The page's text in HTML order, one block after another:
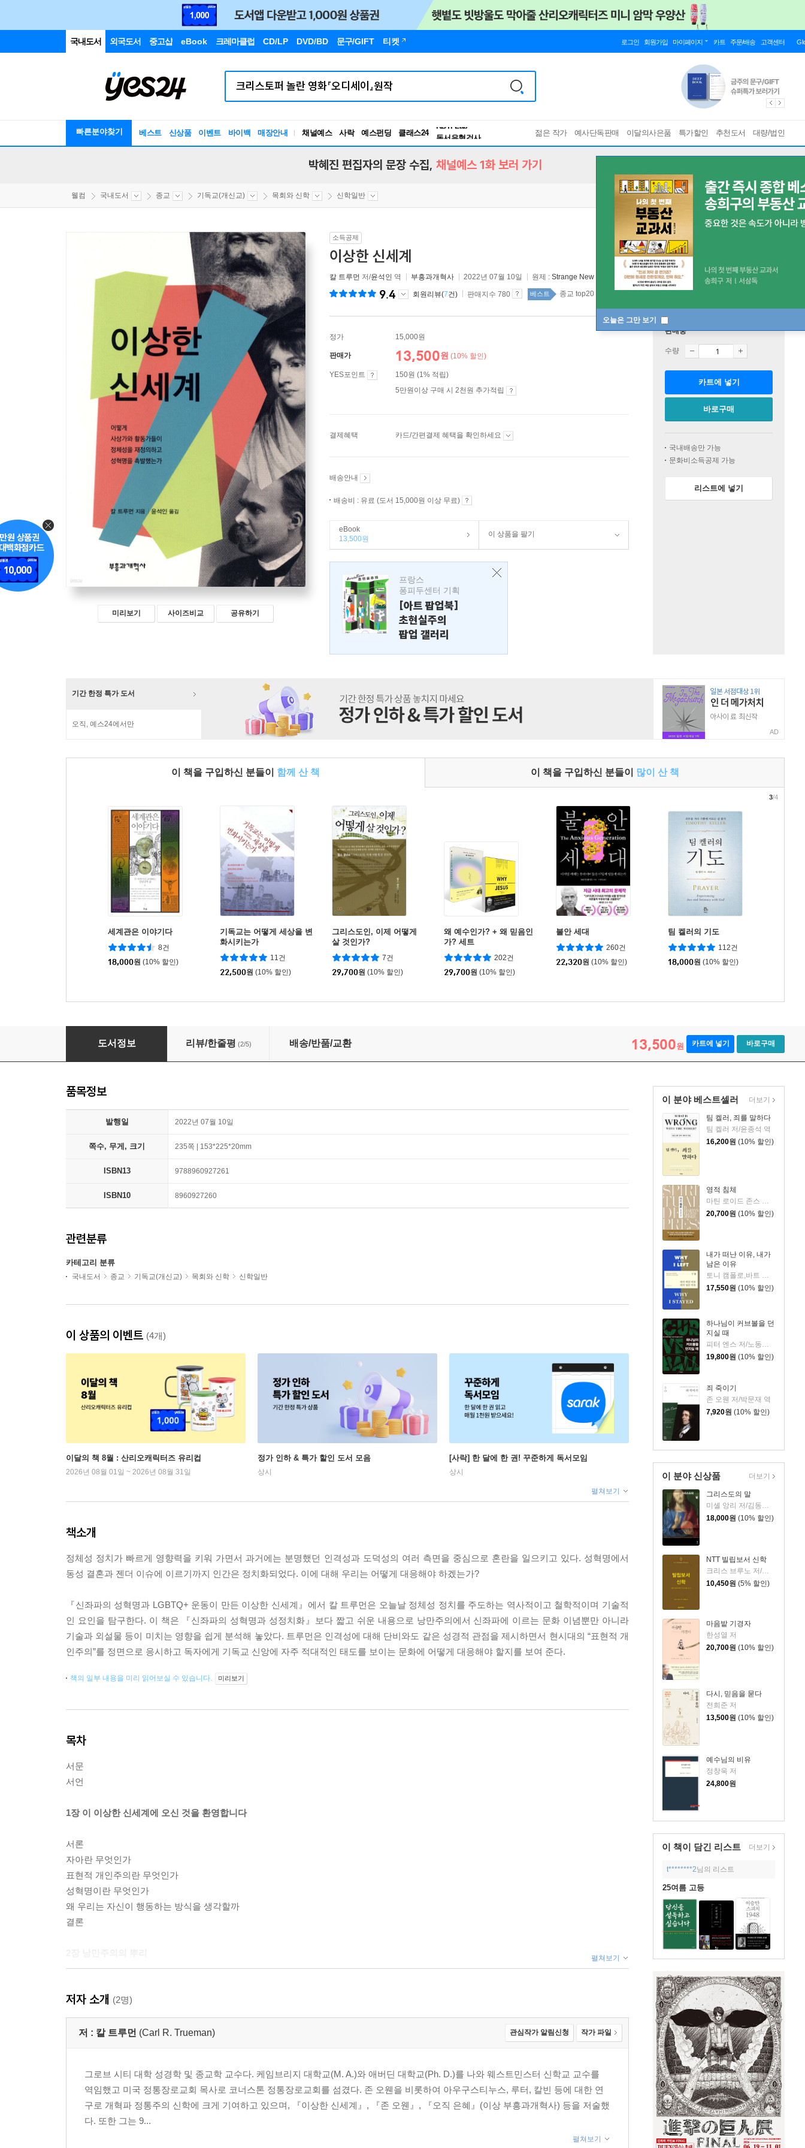
국내도서 외국도서 중고샵 eBook 크레마클럽 CD/LP DVD/BD 문구/GIFT 티켓 로그인 회원가입 마이페이지 카트 주문/배송 고객센터
빠른분야찾기 베스트 신상품 이벤트 바이백 매장안내 채널예스 사락 예스펀딩 클래스24
독서유형검사
RBTI Lab
젊은 작가 예사단독판매 이달의사은품 특가할인 추천도서 대량/법인
오늘은 그만 보기
박혜진 편집자의 문장 수집, 채널예스 1화 보러 가기
웰컴 국내도서 종교 기독교(개신교) 목회와 신학 신학일반
미리보기 사이즈비교 공유하기
소득공제
이상한 신세계
칼 트루먼 저/윤석인 역 부흥과개혁사 2022년 07월 10일 원제 : Strange New World
9.4 회원리뷰(7건) 판매지수 780 베스트 종교 top20 1주
정가 15,000원
판매가 13,500원 (10% 할인)
YES포인트
150원 (1% 적립)
5만원이상 구매 시 2천원 추가적립
결제혜택 카드/간편결제 혜택을 확인하세요
배송안내
배송비 : 유료 (도서 15,000원 이상 무료)
eBook
13,500원
이 상품을 팔기
프랑스
퐁피두센터 기획
[아트 팝업북]
초현실주의
팝업 갤러리
판매중
수량
카트에 넣기
바로구매
국내배송만 가능
문화비소득공제 가능
리스트에 넣기
기간 한정 특가 도서
오직, 예스24에서만
AD
이 책을 구입하신 분들이 함께 산 책 이 책을 구입하신 분들이 많이 산 책
세계관은 이야기다
8건
18,000원 (10% 할인)
기독교는 어떻게 세상을 변
화시키는가
11건
22,500원 (10% 할인)
그리스도인, 이제 어떻게
살 것인가?
7건
29,700원 (10% 할인)
왜 예수인가? + 왜 믿음인
가? 세트
202건
29,700원 (10% 할인)
불안 세대
260건
22,320원 (10% 할인)
팀 켈러의 기도
112건
18,000원 (10% 할인)
3/4
이상한 신세계
도서정보 리뷰/한줄평 (2/5) 배송/반품/교환 13,500원 카트에 넣기 바로구매
이 분야 베스트셀러
팀 켈러, 죄를 말하다
팀 켈러 저/윤종석 역
16,200원 (10% 할인)
영적 침체
마틴 로이드 존스 저/정상윤 역
20,700원 (10% 할인)
내가 떠난 이유, 내가
남은 이유
토니 캠폴로,바트 캠폴로 저/노종문 역
17,550원 (10% 할인)
하나님이 커브볼을 던
지실 때
피터 엔스 저/노동래 역
19,800원 (10% 할인)
죄 죽이기
존 오웬 저/박문재 역
7,920원 (10% 할인)
더보기
이 분야 신상품
그리스도의 말
미셸 앙리 저/김동규 역
18,000원 (10% 할인)
NTT 빌립보서 신학
크리스 브루노 저/권대영 역
10,450원 (5% 할인)
마음밭 기경자
한성열 저
20,700원 (10% 할인)
다시, 믿음을 묻다
전희준 저
13,500원 (10% 할인)
예수님의 비유
정창욱 저
24,800원
더보기
이 책이 담긴 리스트 더보기
t********2님의 리스트
25여름 고등
품목정보
발행일 2022년 07월 10일
쪽수, 무게, 크기 235쪽 | 153*225*20mm
ISBN13 9788960927261
ISBN10 8960927260
관련분류
카테고리 분류
국내도서 종교 기독교(개신교) 목회와 신학 신학일반
이 상품의 이벤트 (4개)
이달의 책 8월 : 산리오캐릭터즈 유리컵
2026년 08월 01일 ~ 2026년 08월 31일
정가 인하 & 특가 할인 도서 모음
상시
[사락] 한 달에 한 권! 꾸준하게 독서모임
상시
펼쳐보기
책소개
정체성 정치가 빠르게 영향력을 키워 가면서 과거에는 분명했던 인격성과 도덕성의 여러 측면을 중심으로 혼란을 일으키고 있다. 성혁명에서
동성 결혼과 젠더 이슈에 이르기까지 인간은 정치화되었다. 이에 대해 우리는 어떻게 대응해야 하겠는가?
『신좌파의 성혁명과 LGBTQ+ 운동이 만든 이상한 신세계』에서 칼 트루먼은 오늘날 정체성 정치를 주도하는 역사적이고 철학적이며 기술적
인 요인을 탐구한다. 이 책은 『신좌파의 성혁명과 성정치화』보다 짧고 쉬운 내용으로 낭만주의에서 신좌파에 이르는 문화 이념뿐만 아니라
기술과 외설물 등이 미치는 영향을 쉽게 분석해 놓았다. 트루먼은 인격성에 대해 단비와도 같은 성경적 관점을 제시하면서 현시대의 “표현적 개
인주의”를 정면으로 응시하고 독자에게 기독교 신앙에 자주 적대적인 태도를 보이는 문화에 어떻게 대응해야 할지를 보여 준다.
책의 일부 내용을 미리 읽어보실 수 있습니다. 미리보기
목차
서문
서언
1장 이 이상한 신세계에 오신 것을 환영합니다
서론
자아란 무엇인가
표현적 개인주의란 무엇인가
성혁명이란 무엇인가
왜 우리는 자신이 행동하는 방식을 생각할까
결론
르네 데카르트
장 자크 루소
정체성과 정신생활
3장 해방된 프로메테우스
펼쳐보기
저자 소개 (2명)
저 : 칼 트루먼 (Carl R. Trueman) 관심작가 알림신청 작가 파일
그로브 시티 대학 성경학 및 종교학 교수다. 케임브리지 대학교(M. A.)와 애버딘 대학교(Ph. D.)를 나와 웨스트민스터 신학교 교수를
역임했고 미국 정통장로교회 목사로 코너스톤 정통장로교회를 섬겼다. 존 오웬을 비롯하여 아우구스티누스, 루터, 칼빈 등에 대한 연
구로 개혁파 정통주의 신학에 크게 기여하고 있으며, 『이상한 신세계』, 『존 오웬』, 『오직 은혜』(이상 부흥과개혁사) 등을 저술했
다. 또한 그는 9...
펼쳐보기